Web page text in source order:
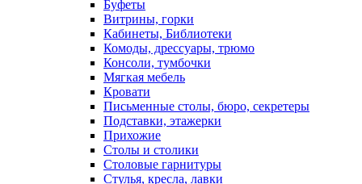
Буфеты
Витрины, горки
Кабинеты, Библиотеки
Комоды, дрессуары, трюмо
Консоли, тумбочки
Мягкая мебель
Кровати
Письменные столы, бюро, секретеры
Подставки, этажерки
Прихожие
Столы и столики
Столовые гарнитуры
Стулья, кресла, лавки